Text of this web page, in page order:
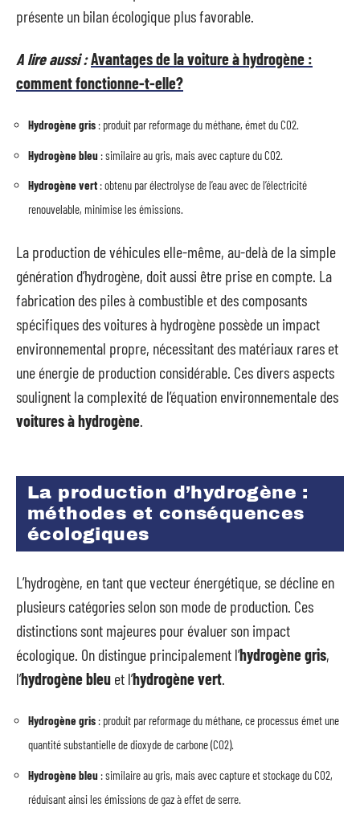
présente un bilan écologique plus favorable.
A lire aussi :Avantages de la voiture à hydrogène :
comment fonctionne-t-elle?
Hydrogène gris : produit par reformage du méthane, émet du CO2.
Hydrogène bleu : similaire au gris, mais avec capture du CO2.
Hydrogène vert : obtenu par électrolyse de l’eau avec de l’électricité
renouvelable, minimise les émissions.
La production de véhicules elle-même, au-delà de la simple
génération d’hydrogène, doit aussi être prise en compte. La
fabrication des piles à combustible et des composants
spécifiques des voitures à hydrogène possède un impact
environnemental propre, nécessitant des matériaux rares et
une énergie de production considérable. Ces divers aspects
soulignent la complexité de l’équation environnementale des
voitures à hydrogène
La production d’hydrogène :
méthodes et conséquences
écologiques
L’hydrogène, en tant que vecteur énergétique, se décline en
plusieurs catégories selon son mode de production. Ces
distinctions sont majeures pour évaluer son impact
écologique. On distingue principalement l’hydrogène gris,
l’hydrogène bleu et l’hydrogène vert
Hydrogène gris : produit par reformage du méthane, ce processus émet une
quantité substantielle de dioxyde de carbone (CO2).
Hydrogène bleu : similaire au gris, mais avec capture et stockage du CO2,
réduisant ainsi les émissions de gaz à effet de serre.